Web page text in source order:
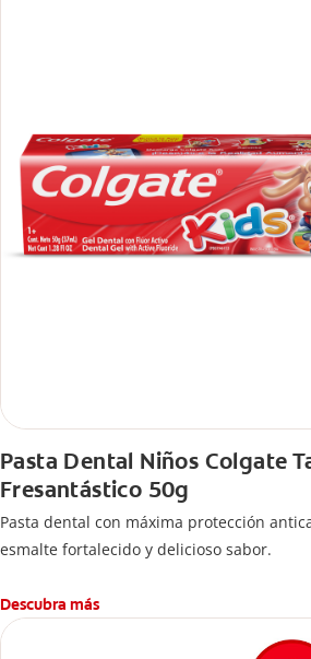
Pasta Dental Niños Colgate
Fresantástico 50g
Pasta dental con máxima protección
esmalte fortalecido y delicioso sabor.
Descubra más